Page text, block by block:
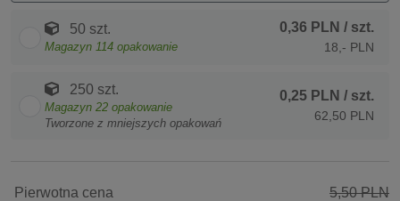
50 szt.
Magazyn 114 opakowanie
0,36 PLN / szt.
18,- PLN
250 szt.
Magazyn 22 opakowanie
Tworzone z mniejszych opakowań
0,25 PLN / szt.
62,50 PLN
Pierwotna cena 5,50 PLN